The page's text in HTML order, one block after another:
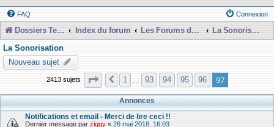
FAQ Connexion
Dossiers Techniques Index du forum Les Forums de Discussions
La Sonorisation
La Sonorisation
Nouveau sujet
2413 sujets Page 97 97
Précédente
1 93 94 95 96 97
Annonces
Notifications et email - Merci de lire ceci !!
Dernier message par ziggy « 26 mai 2018, 16:03